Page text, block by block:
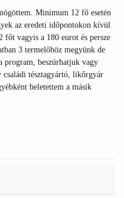
Minimum 12 fő esetén
az eredeti időpontokon kívül
vagyis a 180 eurot és persze
3 termelőhöz megyünk de
program, beszúrhatjuk vagy
családi tésztagyártó, likőrgyár
beletettem a másik